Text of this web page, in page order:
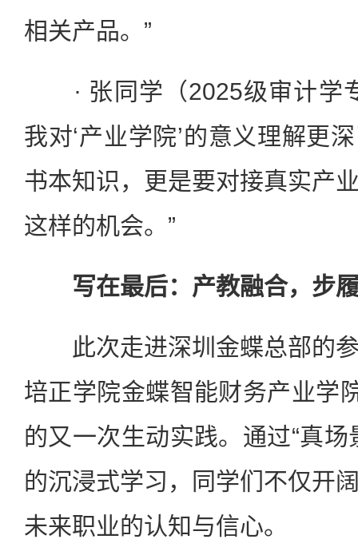
相关产品。”
· 张同学（2025级审计学
我对‘产业学院’的意义理解
书本知识，更是要对接真实产
这样的机会。”
写在最后：产教融合，步
此次走进深圳金蝶总部的参
培正学院金蝶智能财务产业学
的又一次生动实践。通过“真
的沉浸式学习，同学们不仅开
未来职业的认知与信心。